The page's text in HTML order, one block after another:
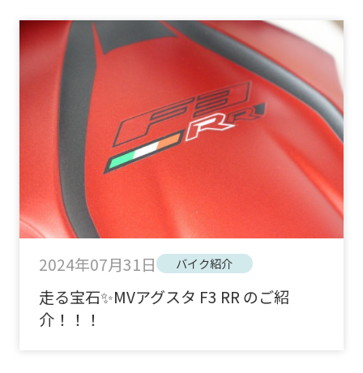
2024年07月31日 バイク紹介
走る宝石✨MVアグスタ F3 RR のご紹
介！！！